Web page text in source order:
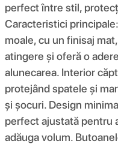
perfect între stil,
Caracteristici
moale, cu un finisaj
atingere și oferă o
alunecarea. Interior
protejând spatele și
și șocuri. Design
perfect ajustată pentru
adăuga volum.